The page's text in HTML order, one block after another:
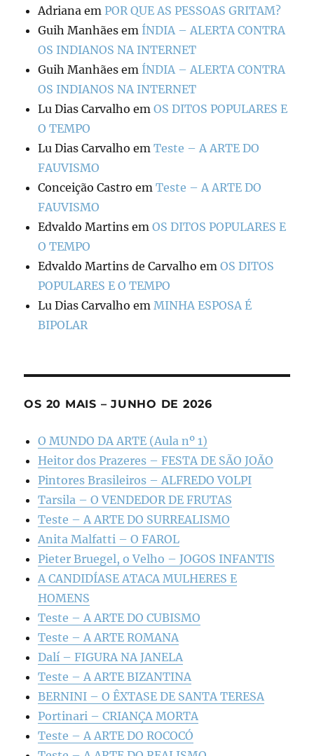
Adriana emPOR QUE AS PESSOAS GRITAM?
Guih Manhães em ÍNDIA – ALERTA CONTRA
OS INDIANOS NA INTERNET
Guih Manhães em ÍNDIA – ALERTA CONTRA
OS INDIANOS NA INTERNET
Lu Dias Carvalho emOS DITOS POPULARES E
O TEMPO
Lu Dias Carvalho emTeste – A ARTE DO
FAUVISMO
Conceição Castro emTeste – A ARTE DO
FAUVISMO
Edvaldo Martins emOS DITOS POPULARES E
O TEMPO
Edvaldo Martins de Carvalho emOS DITOS
POPULARES E O TEMPO
Lu Dias Carvalho emMINHA ESPOSA É
BIPOLAR
OS 20 MAIS – JUNHO DE 2026
O MUNDO DA ARTE (Aula nº 1)
Heitor dos Prazeres – FESTA DE SÃO JOÃO
Pintores Brasileiros – ALFREDO VOLPI
Tarsila – O VENDEDOR DE FRUTAS
Teste – A ARTE DO SURREALISMO
Anita Malfatti – O FAROL
Pieter Bruegel, o Velho – JOGOS INFANTIS
A CANDIDÍASE ATACA MULHERES E
HOMENS
Teste – A ARTE DO CUBISMO
Teste – A ARTE ROMANA
Dalí – FIGURA NA JANELA
Teste – A ARTE BIZANTINA
BERNINI – O ÊXTASE DE SANTA TERESA
Portinari – CRIANÇA MORTA
Teste – A ARTE DO ROCOCÓ